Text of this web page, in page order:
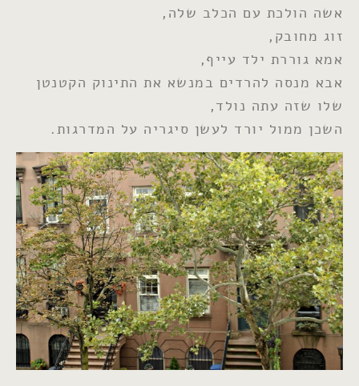
אשה הולכת עם הכלב שלה,
זוג מחובק,
אמא גוררת ילד עייף,
אבא מנסה להרדים במנשא את התינוק הקטנטן
שלו שזה עתה נולד,
השכן ממול יורד לעשן סיגריה על המדרגות.